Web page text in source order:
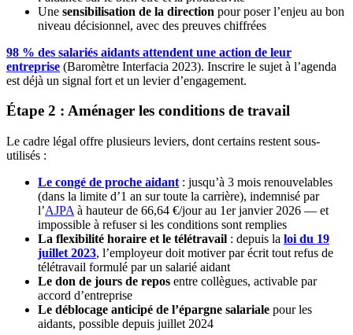
Une sensibilisation de la direction pour poser l’enjeu au bon
niveau décisionnel, avec des preuves chiffrées
98 % des salariés aidants attendent une action de leur
entreprise (Baromètre Interfacia 2023). Inscrire le sujet à l’agenda
est déjà un signal fort et un levier d’engagement.
Étape 2 : Aménager les conditions de travail
Le cadre légal offre plusieurs leviers, dont certains restent sous-
utilisés :
Le congé de proche aidant : jusqu’à 3 mois renouvelables
(dans la limite d’1 an sur toute la carrière), indemnisé par
l’AJPA à hauteur de 66,64 €/jour au 1er janvier 2026 — et
impossible à refuser si les conditions sont remplies
La flexibilité horaire et le télétravail : depuis la loi du 19
juillet 2023, l’employeur doit motiver par écrit tout refus de
télétravail formulé par un salarié aidant
Le don de jours de repos entre collègues, activable par
accord d’entreprise
Le déblocage anticipé de l’épargne salariale pour les
aidants, possible depuis juillet 2024